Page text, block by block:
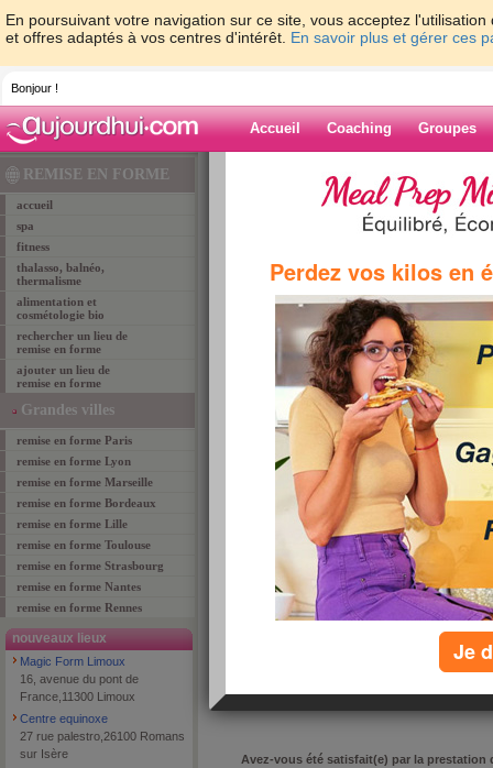
En poursuivant votre navigation sur ce site, vous acceptez
et offres adaptés à vos centres d'intérêt. En savoir plus et gérer ces
Bonjour !
Accueil Coaching Groupes
REMISE EN FORME
accueil
spa
fitness
thalasso, balnéo,
thermalisme
alimentation et
cosmétologie bio
rechercher un lieu de
remise en forme
ajouter un lieu de
remise en forme
Grandes villes
remise en forme Paris
remise en forme Lyon
remise en forme Marseille
remise en forme Bordeaux
remise en forme Lille
remise en forme Toulouse
remise en forme Strasbourg
remise en forme Nantes
remise en forme Rennes
nouveaux lieux
Magic Form Limoux
16, avenue du pont de
France,11300 Limoux
Centre equinoxe
27 rue palestro,26100 Romans
sur Isère
remise-en-forme BAYONNE > alliance
ALLIANCE FORME
9 Quai Lesseps
64100
Avez-vous été satisfait(e) par la prestation
Perdez vos kilos en
Je